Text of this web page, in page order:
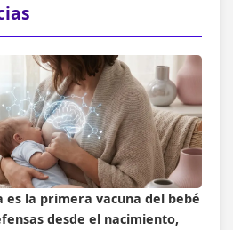
es la primera vacuna del bebé
desde el nacimiento,